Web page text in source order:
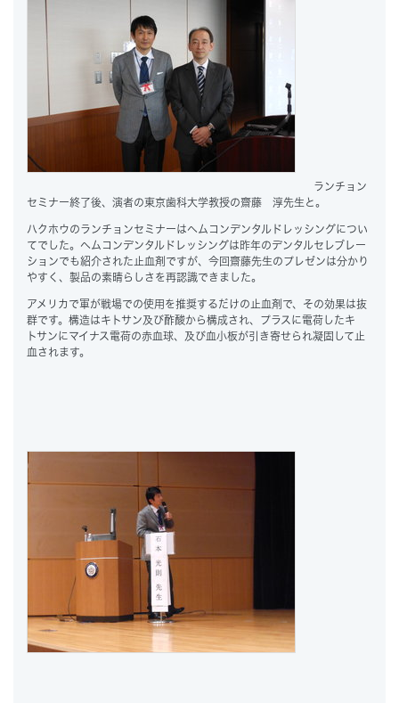
ランチョン
セミナー終了後、演者の東京歯科大学教授の齋藤 淳先生と。
ハクホウのランチョンセミナーはヘムコンデンタルドレッシングについ
てでした。ヘムコンデンタルドレッシングは昨年のデンタルセレブレー
ションでも紹介された止血剤ですが、今回齋藤先生のプレゼンは分かり
やすく、製品の素晴らしさを再認識できました。
アメリカで軍が戦場での使用を推奨するだけの止血剤で、その効果は抜
群です。構造はキトサン及び酢酸から構成され、プラスに電荷したキ
トサンにマイナス電荷の赤血球、及び血小板が引き寄せられ凝固して止
血されます。